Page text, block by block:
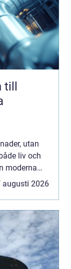
utan
liv och
moderna
augusti 2026